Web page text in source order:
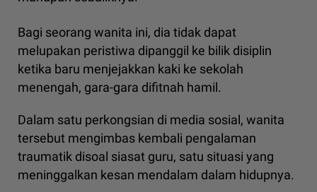
Bagi seorang wanita ini, dia tidak dapat
melupakan peristiwa dipanggil ke bilik disiplin
ketika baru menjejakkan kaki ke sekolah
menengah, gara-gara difitnah hamil.
Dalam satu perkongsian di media sosial, wanita
tersebut mengimbas kembali pengalaman
traumatik disoal siasat guru, satu situasi yang
meninggalkan kesan mendalam dalam hidupnya.